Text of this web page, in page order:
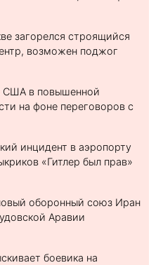
загорелся строящийся
возможен поджог
в повышенной
на фоне переговоров с
инцидент в аэропорту
«Гитлер был прав»
оборонный союз Иран
Аравии
боевика на